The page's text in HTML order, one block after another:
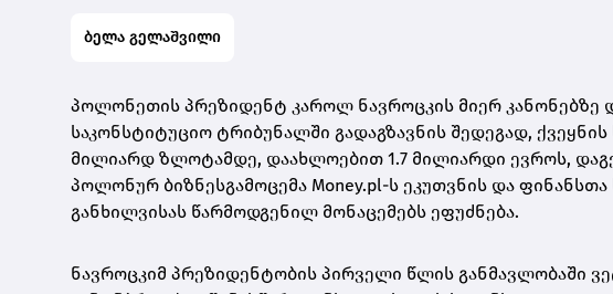
ბელა გელაშვილი
პოლონეთის პრეზიდენტ კაროლ ნავროცკის მიერ კანონებზე
საკონსტიტუციო ტრიბუნალში გადაგზავნის შედეგად,
მილიარდ ზლოტამდე, დაახლოებით 1.7 მილიარდი ევროს,
პოლონურ ბიზნესგამოცემა Money.pl-ს ეკუთვნის და
განხილვისას წარმოდგენილ მონაცემებს ეფუძნება.
ნავროცკიმ პრეზიდენტობის პირველი წლის განმავლობაში